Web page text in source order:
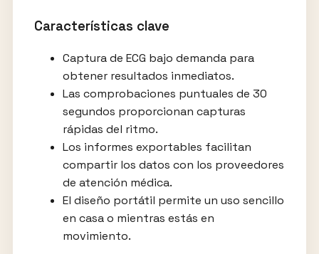
Características clave
Captura de ECG bajo demanda para
obtener resultados inmediatos.
Las comprobaciones puntuales de 30
segundos proporcionan capturas
rápidas del ritmo.
Los informes exportables facilitan
compartir los datos con los proveedores
de atención médica.
El diseño portátil permite un uso sencillo
en casa o mientras estás en
movimiento.